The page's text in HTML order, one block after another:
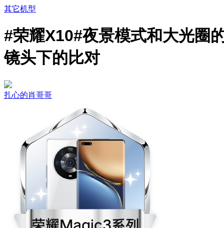
其它机型
#荣耀X10#夜景模式和大光圈
镜头下的比对
扎心的肖哥哥